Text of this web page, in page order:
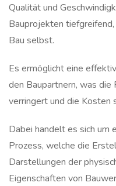
Qualität und
Bauprojekten
Bau selbst.
Es ermöglicht eine
den Baupartnern, was die
verringert und die Kosten
Dabei handelt es sich um
Prozess, welche die
Darstellungen der
Eigenschaften von